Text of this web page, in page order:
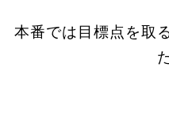
本番では目標点を取